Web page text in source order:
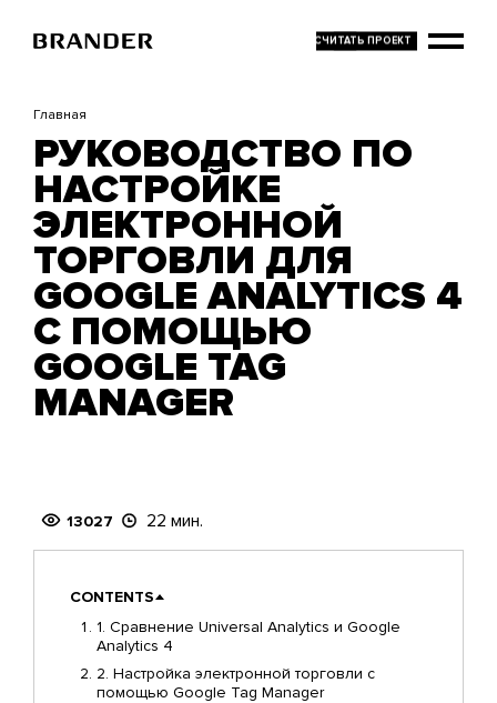
основному
Главная
РУКОВОДСТВО ПО
НАСТРОЙКЕ
ЭЛЕКТРОННОЙ
ТОРГОВЛИ ДЛЯ
GOOGLE ANALYTICS 4
С ПОМОЩЬЮ
GOOGLE TAG
MANAGER
13027 22 мин.
CONTENTS
1. Сравнение Universal Analytics и Google
Analytics 4
2. Настройка электронной торговли с
помощью Google Tag Manager